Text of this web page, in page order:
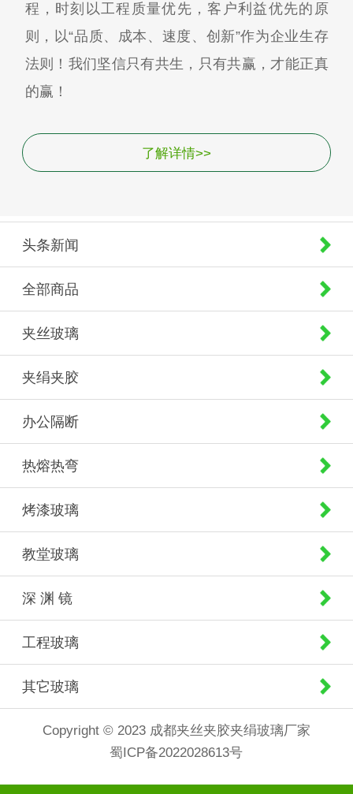
程，时刻以工程质量优先，客户利益优先的原
则，以“品质、成本、速度、创新”作为企业生存
法则！我们坚信只有共生，只有共赢，才能正真
的赢！
了解详情>>
头条新闻
全部商品
夹丝玻璃
夹绢夹胶
办公隔断
热熔热弯
烤漆玻璃
教堂玻璃
深 渊 镜
工程玻璃
其它玻璃
Copyright © 2023 成都夹丝夹胶夹绢玻璃厂家
蜀ICP备2022028613号